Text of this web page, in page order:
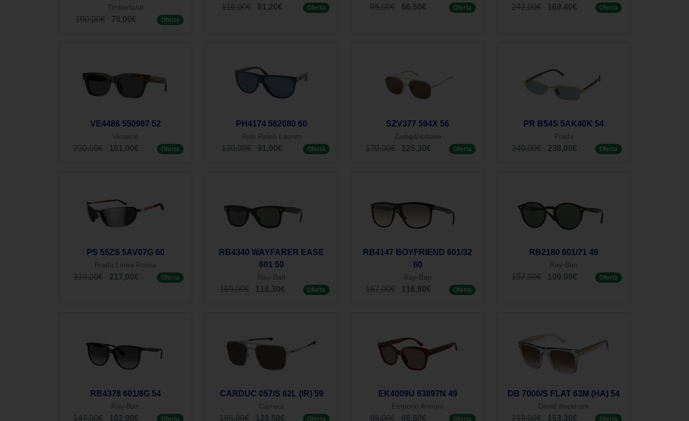
Timberland
100,00€ 70,00€ Oferta
116,00€ 81,20€ Oferta 95,00€ 66,50€ Oferta 242,00€ 169,40€ Oferta
VE4486 550987 52
Versace
230,00€ 161,00€ Oferta
PH4174 562080 60
Polo Ralph Lauren
130,00€ 91,00€ Oferta
SZV377 594X 56
Zadig&Voltaire
179,00€ 125,30€ Oferta
PR B54S 5AK40K 54
Prada
340,00€ 238,00€ Oferta
PS 55ZS 5AV07G 60
Prada Linea Rossa
310,00€ 217,00€ Oferta
RB4340 WAYFARER EASE
601 50
Ray-Ban
169,00€ 118,30€ Oferta
RB4147 BOYFRIEND 601/32
60
Ray-Ban
167,00€ 116,90€ Oferta
RB2180 601/71 49
Ray-Ban
157,00€ 109,90€ Oferta
RB4378 601/8G 54
Ray-Ban
147,00€ 102,90€ Oferta
CARDUC 057/S 62L (IR) 59
Carrera
185,00€ 129,50€ Oferta
EK4009U 63897N 49
Emporio Armani
95,00€ 66,50€ Oferta
DB 7000/S FLAT 63M (HA) 54
David Beckham
219,00€ 153,30€ Oferta